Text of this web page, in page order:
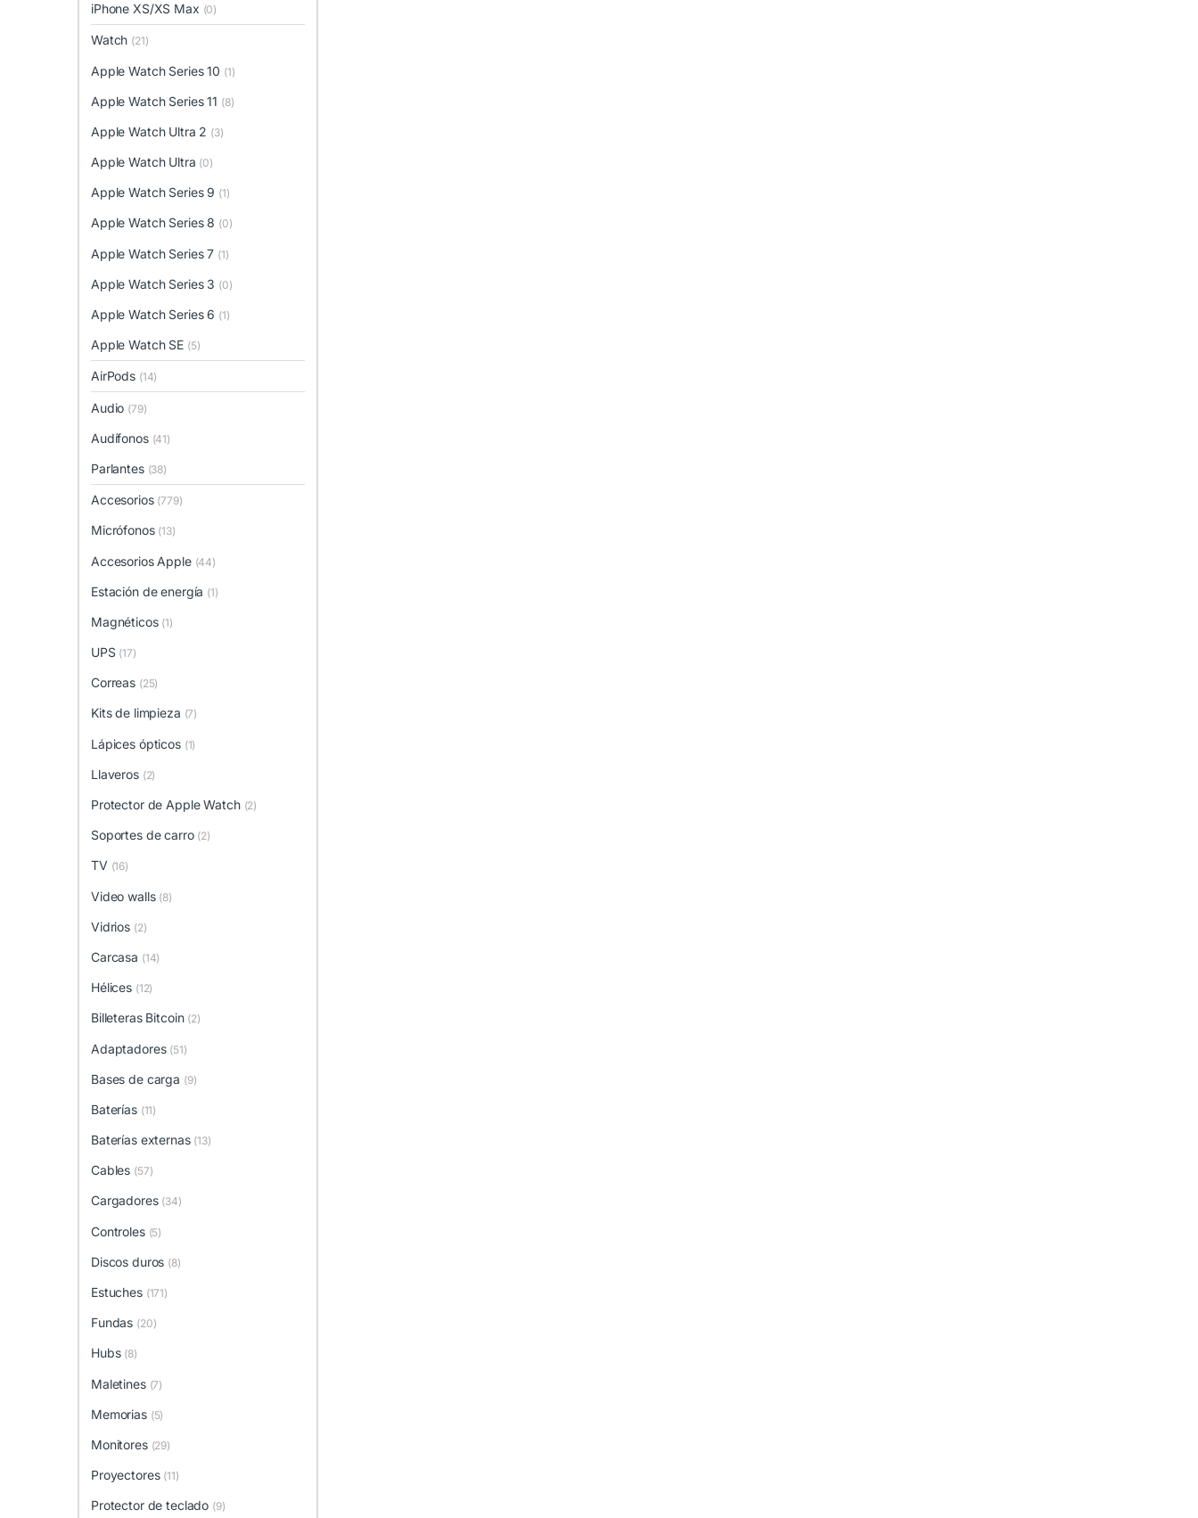
iPhone XS/XS Max (0)
Watch (21)
Apple Watch Series 10 (1)
Apple Watch Series 11 (8)
Apple Watch Ultra 2 (3)
Apple Watch Ultra (0)
Apple Watch Series 9 (1)
Apple Watch Series 8 (0)
Apple Watch Series 7 (1)
Apple Watch Series 3 (0)
Apple Watch Series 6 (1)
Apple Watch SE (5)
AirPods (14)
Audio (79)
Audífonos (41)
Parlantes (38)
Accesorios (779)
Micrófonos (13)
Accesorios Apple (44)
Estación de energía (1)
Magnéticos (1)
UPS (17)
Correas (25)
Kits de limpieza (7)
Lápices ópticos (1)
Llaveros (2)
Protector de Apple Watch (2)
Soportes de carro (2)
TV (16)
Video walls (8)
Vidrios (2)
Carcasa (14)
Hélices (12)
Billeteras Bitcoin (2)
Adaptadores (51)
Bases de carga (9)
Baterías (11)
Baterías externas (13)
Cables (57)
Cargadores (34)
Controles (5)
Discos duros (8)
Estuches (171)
Fundas (20)
Hubs (8)
Maletines (7)
Memorias (5)
Monitores (29)
Proyectores (11)
Protector de teclado (9)